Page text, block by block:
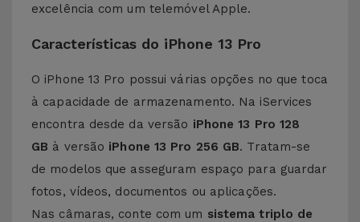
excelência com um telemóvel Apple.
Características do iPhone 13 Pro
O iPhone 13 Pro possui várias opções no que toca
à capacidade de armazenamento. Na iServices
encontra desde da versão iPhone 13 Pro 128
GB à versão iPhone 13 Pro 256 GB. Tratam-se
de modelos que asseguram espaço para guardar
fotos, vídeos, documentos ou aplicações.
Nas câmaras, conte com um sistema triplo de